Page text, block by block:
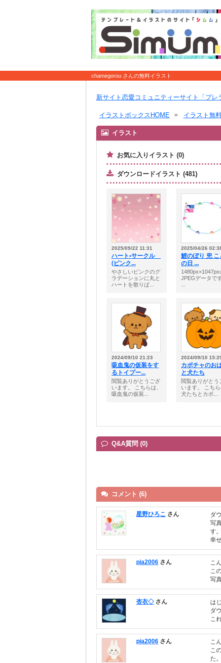
chamegorou さんの無料イラスト
新サイト恋愛コミュニティーサイト「ブレ
イラストボックスHOME イラスト無
イラスト
お気に入りイラスト (0)
ダウンロードイラスト (481)
2025/09/22 11:31
ハート•サークル
(ピンク...
やさしいピンクのグ
ラデーションに丸と
ハートを散りば...
2025/04/26
鯉のぼり 兜 こ
の日 ...
1480px×1047px
JPEGデータで
2024/09/10 21:23
吸血鬼の仮装をす
るトイプー...
閲覧ありがとうござ
います。 こちらは、
吸血鬼の仮装...
2024/09/10
カボチャのお
と犬たち
閲覧ありがとう
います。 こち
犬たちとカボ...
Q&A質問 (0)
コメント (6)
星野ひろこ さん
ダ
写
す
幸
pia2006 さん
こ
こ
写
杏衣◇ さん
は
ダ
こ
pia2006 さん
こ
こ
た